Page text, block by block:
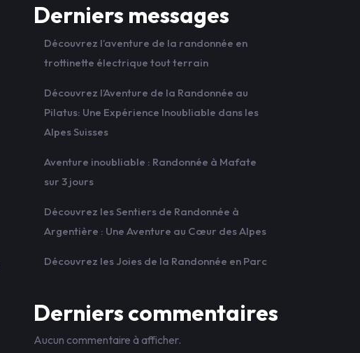
Derniers messages
Découvrez l’aventure de la randonnée en
trottinette électrique tout terrain
Découvrez l’Aventure de la Randonnée au
Pilatus: Une Expérience Inoubliable dans les
Alpes Suisses
Aventure inoubliable : Randonnée à Mafate
sur 3 jours
Découvrez les Sentiers de Randonnée à
Argentière : Une Aventure au Cœur des Alpes
Découvrez les Joies de la Randonnée en Parc
Derniers commentaires
Aucun commentaire à afficher.